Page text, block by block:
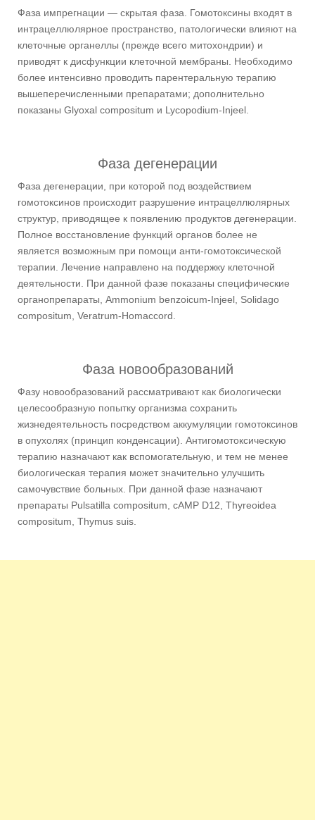
Фаза импрегнации — скрытая фаза. Гомотоксины входят в
интрацеллюлярное пространство, патологически влияют на
клеточные органеллы (прежде всего митохондрии) и
приводят к дисфункции клеточной мембраны. Необходимо
более интенсивно проводить парентеральную терапию
вышеперечисленными препаратами; дополнительно
показаны Glyoxal compositum и Lycopodium-Injeel.
Фаза дегенерации
Фаза дегенерации, при которой под воздействием
гомотоксинов происходит разрушение интрацеллюлярных
структур, приводящее к появлению продуктов дегенерации.
Полное восстановление функций органов более не
является возможным при помощи анти-гомотоксической
терапии. Лечение направлено на поддержку клеточной
деятельности. При данной фазе показаны специфические
органопрепараты, Ammonium benzoicum-Injeel, Solidago
compositum, Veratrum-Homaccord.
Фаза новообразований
Фазу новообразований рассматривают как биологически
целесообразную попытку организма сохранить
жизнедеятельность посредством аккумуляции гомотоксинов
в опухолях (принцип конденсации). Антигомотоксическую
терапию назначают как вспомогательную, и тем не менее
биологическая терапия может значительно улучшить
самочувствие больных. При данной фазе назначают
препараты Pulsatilla compositum, cAMP D12, Thyreoidea
compositum, Thymus suis.